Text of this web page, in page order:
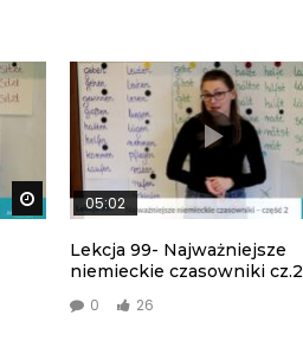
Watch Later
05:02
Lekcja 99- Najważniejsze
niemieckie czasowniki cz.2
0 26